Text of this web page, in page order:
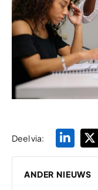
Deel via:
ANDER NIEUWS